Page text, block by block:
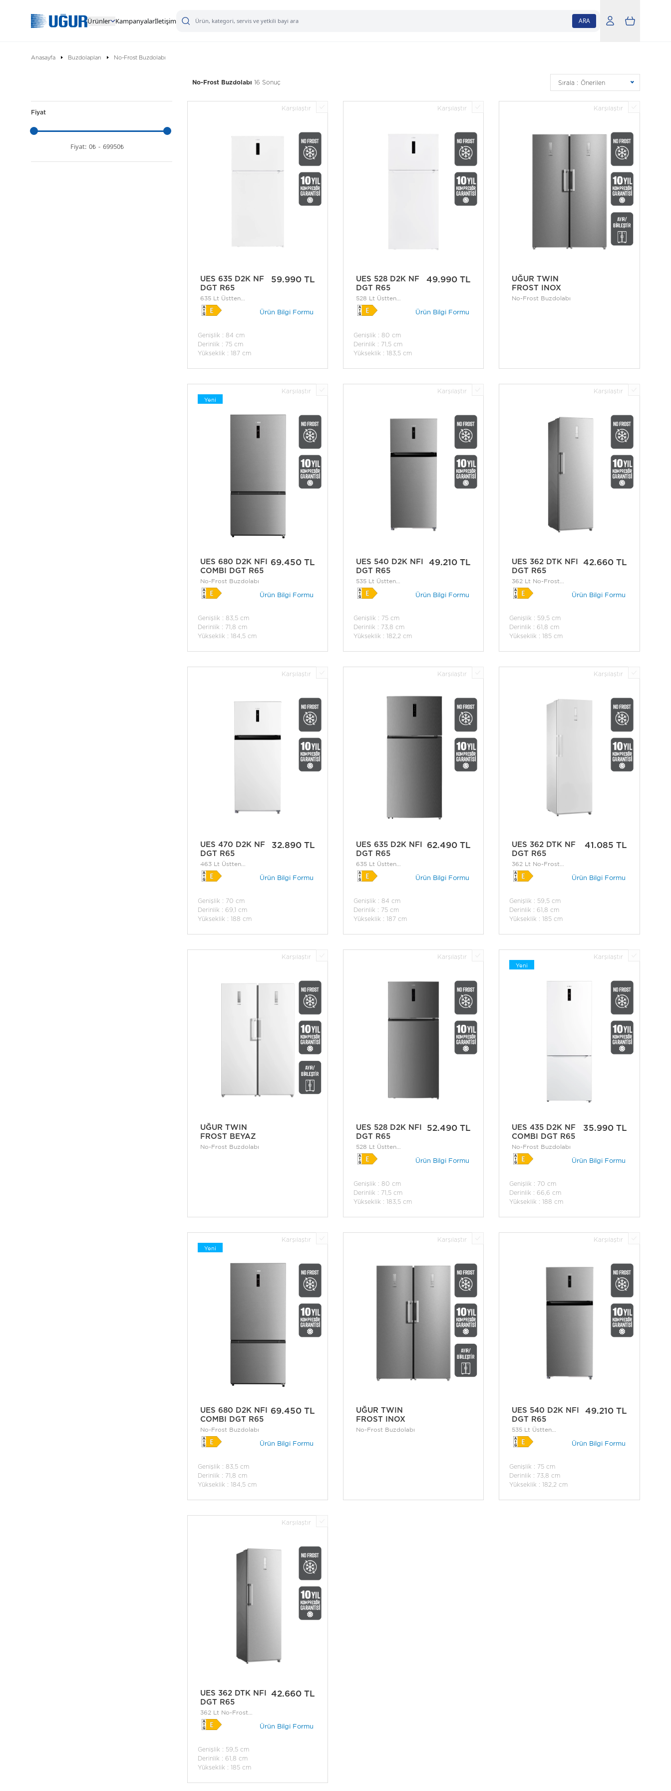
Ürünler Kampanyalarİletişim ARA
Anasayfa Buzdolapları No-Frost Buzdolabı
Sırala : Önerilen
No-Frost Buzdolabı 16 Sonuç
Fiyat
Fiyat: 0₺ - 69950₺
Karşılaştır
UES 635 D2K NF
DGT R65
635 Lt Üstten
Donduruculu No-Frost
Buzdolabı
59.990 TL
Genişlik : 84 cm
Derinlik : 75 cm
Yükseklik : 187 cm
Ürün Bilgi Formu
Karşılaştır
UES 528 D2K NF
DGT R65
528 Lt Üstten
Donduruculu No-Frost
Buzdolabı
49.990 TL
Genişlik : 80 cm
Derinlik : 71,5 cm
Yükseklik : 183,5 cm
Ürün Bilgi Formu
Karşılaştır
UĞUR TWIN
FROST INOX
No-Frost Buzdolabı
Karşılaştır
Yeni
UES 680 D2K NFI
COMBI DGT R65
No-Frost Buzdolabı
69.450 TL
Genişlik : 83,5 cm
Derinlik : 71,8 cm
Yükseklik : 184,5 cm
Ürün Bilgi Formu
Karşılaştır
UES 540 D2K NFI
DGT R65
535 Lt Üstten
Donduruculu No-Frost
Buzdolabı
49.210 TL
Genişlik : 75 cm
Derinlik : 73,8 cm
Yükseklik : 182,2 cm
Ürün Bilgi Formu
Karşılaştır
UES 362 DTK NFI
DGT R65
362 Lt No-Frost
Buzdolabı
42.660 TL
Genişlik : 59,5 cm
Derinlik : 61,8 cm
Yükseklik : 185 cm
Ürün Bilgi Formu
Karşılaştır
UES 470 D2K NF
DGT R65
463 Lt Üstten
Donduruculu No-Frost
Buzdolabı
32.890 TL
Genişlik : 70 cm
Derinlik : 69,1 cm
Yükseklik : 188 cm
Ürün Bilgi Formu
Karşılaştır
UES 635 D2K NFI
DGT R65
635 Lt Üstten
Donduruculu No-Frost
Buzdolabı
62.490 TL
Genişlik : 84 cm
Derinlik : 75 cm
Yükseklik : 187 cm
Ürün Bilgi Formu
Karşılaştır
UES 362 DTK NF
DGT R65
362 Lt No-Frost
Buzdolabı
41.085 TL
Genişlik : 59,5 cm
Derinlik : 61,8 cm
Yükseklik : 185 cm
Ürün Bilgi Formu
Karşılaştır
UĞUR TWIN
FROST BEYAZ
No-Frost Buzdolabı
Karşılaştır
UES 528 D2K NFI
DGT R65
528 Lt Üstten
Donduruculu No-Frost
Buzdolabı
52.490 TL
Genişlik : 80 cm
Derinlik : 71,5 cm
Yükseklik : 183,5 cm
Ürün Bilgi Formu
Karşılaştır
Yeni
UES 435 D2K NF
COMBI DGT R65
No-Frost Buzdolabı
35.990 TL
Genişlik : 70 cm
Derinlik : 66,6 cm
Yükseklik : 188 cm
Ürün Bilgi Formu
Karşılaştır
Yeni
UES 680 D2K NFI
COMBI DGT R65
No-Frost Buzdolabı
69.450 TL
Genişlik : 83,5 cm
Derinlik : 71,8 cm
Yükseklik : 184,5 cm
Ürün Bilgi Formu
Karşılaştır
UĞUR TWIN
FROST INOX
No-Frost Buzdolabı
Karşılaştır
UES 540 D2K NFI
DGT R65
535 Lt Üstten
Donduruculu No-Frost
Buzdolabı
49.210 TL
Genişlik : 75 cm
Derinlik : 73,8 cm
Yükseklik : 182,2 cm
Ürün Bilgi Formu
Karşılaştır
UES 362 DTK NFI
DGT R65
362 Lt No-Frost
Buzdolabı
42.660 TL
Genişlik : 59,5 cm
Derinlik : 61,8 cm
Yükseklik : 185 cm
Ürün Bilgi Formu